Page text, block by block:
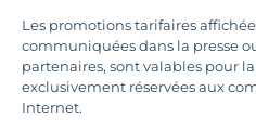
Les promotions tarifaires
communiquées dans la presse
partenaires, sont valables pour
exclusivement réservées aux
Internet.